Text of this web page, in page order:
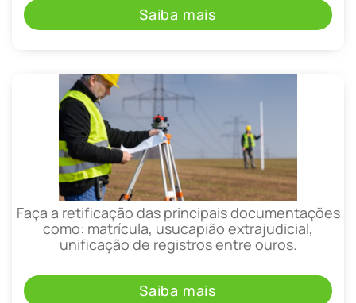
Saiba mais
Faça a retificação das principais documentações
como: matrícula, usucapião extrajudicial,
unificação de registros entre ouros.
Saiba mais